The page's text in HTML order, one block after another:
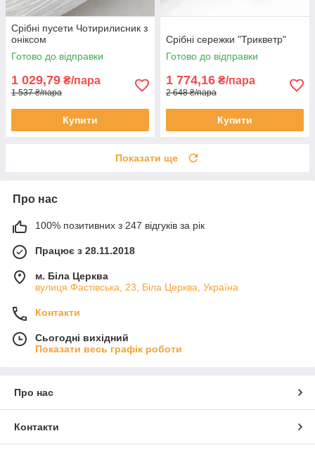
Срібні пусети Чотирилисник з
оніксом
Готово до відправки
1 029,79 ₴/пара
1 537 ₴/пара
Купити
Срібні сережки "Трикветр"
Готово до відправки
1 774,16 ₴/пара
2 648 ₴/пара
Купити
Показати ще
Про нас
100% позитивних з 247 відгуків за рік
Працює з 28.11.2018
м. Біла Церква
вулиця Фастівська, 23, Біла Церква, Україна
Контакти
Сьогодні вихідний
Показати весь графік роботи
Про нас
Контакти